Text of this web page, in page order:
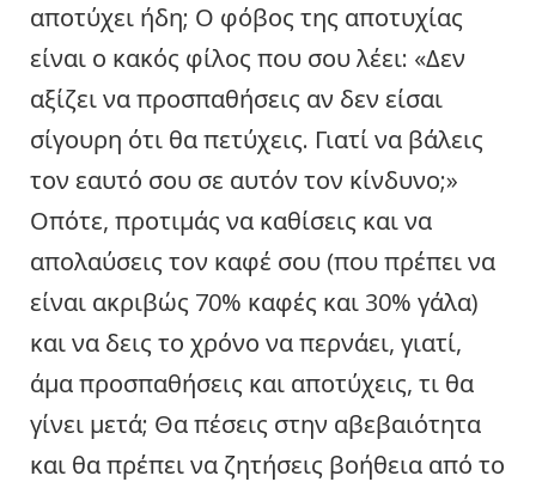
αποτύχει ήδη; Ο φόβος της αποτυχίας
είναι ο κακός φίλος που σου λέει: «Δεν
αξίζει να προσπαθήσεις αν δεν είσαι
σίγουρη ότι θα πετύχεις. Γιατί να βάλεις
τον εαυτό σου σε αυτόν τον κίνδυνο;»
Οπότε, προτιμάς να καθίσεις και να
απολαύσεις τον καφέ σου (που πρέπει να
είναι ακριβώς 70% καφές και 30% γάλα)
και να δεις το χρόνο να περνάει, γιατί,
άμα προσπαθήσεις και αποτύχεις, τι θα
γίνει μετά; Θα πέσεις στην αβεβαιότητα
και θα πρέπει να ζητήσεις βοήθεια από το